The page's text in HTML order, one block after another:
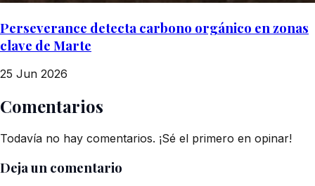
Perseverance detecta carbono orgánico en zonas
clave de Marte
25 Jun 2026
Comentarios
Todavía no hay comentarios. ¡Sé el primero en opinar!
Deja un comentario